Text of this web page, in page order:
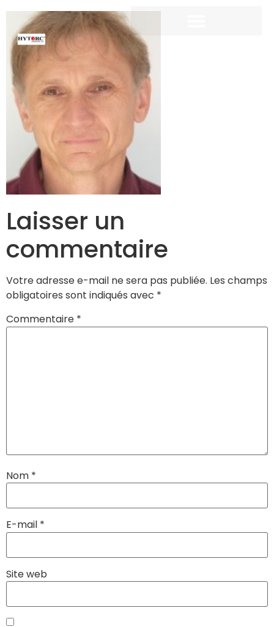
Laisser un
commentaire
Votre adresse e-mail ne sera pas publiée. Les champs
obligatoires sont indiqués avec *
Commentaire *
Nom *
E-mail *
Site web